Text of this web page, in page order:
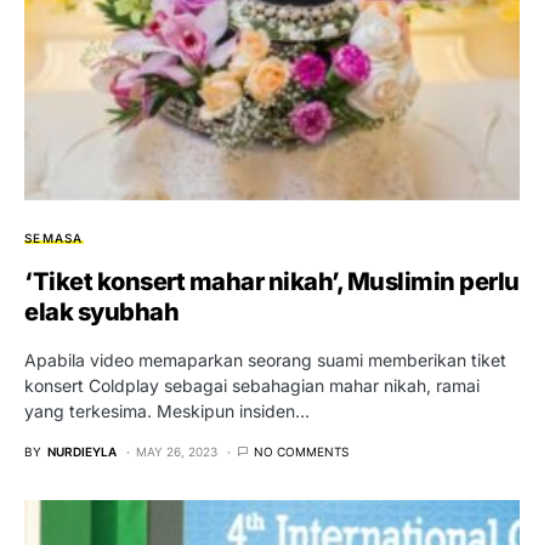
SEMASA
‘Tiket konsert mahar nikah’, Muslimin perlu
elak syubhah
Apabila video memaparkan seorang suami memberikan tiket
konsert Coldplay sebagai sebahagian mahar nikah, ramai
yang terkesima. Meskipun insiden…
BY NURDIEYLA MAY 26, 2023 NO COMMENTS